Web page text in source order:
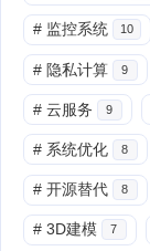
# 监控系统 10
# 隐私计算 9
# 云服务 9
# 系统优化 8
# 开源替代 8
# 3D建模 7